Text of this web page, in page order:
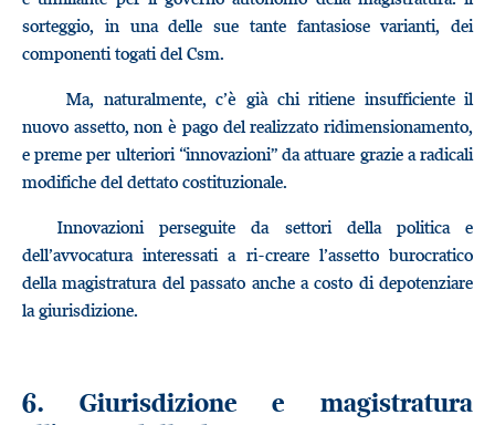
sorteggio, in una delle sue tante fantasiose varianti, dei
componenti togati del Csm.
Ma, naturalmente, c’è già chi ritiene insufficiente il
nuovo assetto, non è pago del realizzato ridimensionamento,
e preme per ulteriori “innovazioni” da attuare grazie a radicali
modifiche del dettato costituzionale.
Innovazioni perseguite da settori della politica e
dell’avvocatura interessati a ri-creare l’assetto burocratico
della magistratura del passato anche a costo di depotenziare
la giurisdizione.
6. Giurisdizione e magistratura